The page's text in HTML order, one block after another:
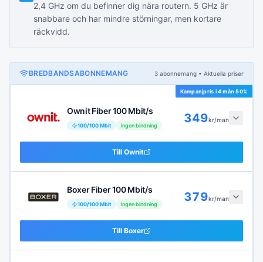
2,4 GHz om du befinner dig nära routern. 5 GHz är
snabbare och har mindre störningar, men kortare
räckvidd.
BREDBANDSABONNEMANG 3 abonnemang • Aktuella priser
Kampanjpris i4 mån 50%
Ownit Fiber 100 Mbit/s
100/100Mbit Ingen bindning
349kr/man
Till Ownit
Boxer Fiber 100 Mbit/s
100/100Mbit Ingen bindning
379kr/man
Till Boxer